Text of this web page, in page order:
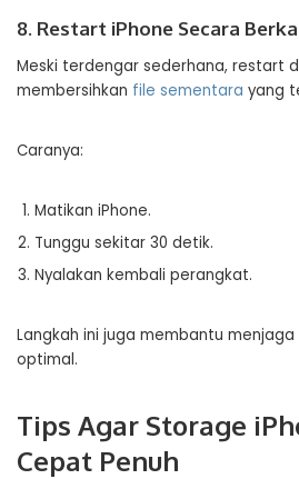
8. Restart iPhone Secara
Meski terdengar sederhana, restart
membersihkan file sementara yang
Caranya:
Matikan iPhone.
Tunggu sekitar 30 detik.
Nyalakan kembali perangkat.
Langkah ini juga membantu
optimal.
Tips Agar Storage
Cepat Penuh